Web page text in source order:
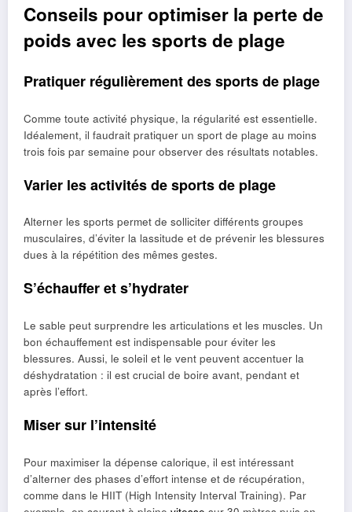
Conseils pour optimiser la perte de
poids avec les sports de plage
Pratiquer régulièrement des sports de plage
Comme toute activité physique, la régularité est essentielle.
Idéalement, il faudrait pratiquer un sport de plage au moins
trois fois par semaine pour observer des résultats notables.
Varier les activités de sports de plage
Alterner les sports permet de solliciter différents groupes
musculaires, d’éviter la lassitude et de prévenir les blessures
dues à la répétition des mêmes gestes.
S’échauffer et s’hydrater
Le sable peut surprendre les articulations et les muscles. Un
bon échauffement est indispensable pour éviter les
blessures. Aussi, le soleil et le vent peuvent accentuer la
déshydratation : il est crucial de boire avant, pendant et
après l’effort.
Miser sur l’intensité
Pour maximiser la dépense calorique, il est intéressant
d’alterner des phases d’effort intense et de récupération,
comme dans le HIIT (High Intensity Interval Training). Par